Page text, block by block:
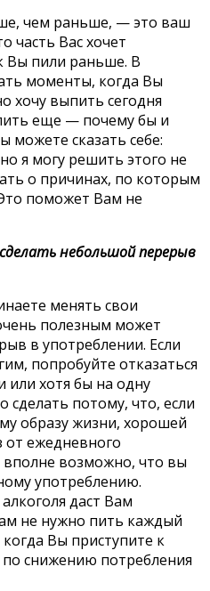
чем раньше, — это ваш
часть Вас хочет
Вы пили раньше. В
моменты, когда Вы
хочу выпить сегодня
еще — почему бы и
можете сказать себе:
я могу решить этого не
о причинах, по которым
поможет Вам не
небольшой перерыв
менять свои
полезным может
в употреблении. Если
попробуйте отказаться
или хотя бы на одну
потому, что, если
образу жизни, хорошей
от ежедневного
вполне возможно, что вы
употреблению.
даст Вам
не нужно пить каждый
Вы приступите к
снижению потребления